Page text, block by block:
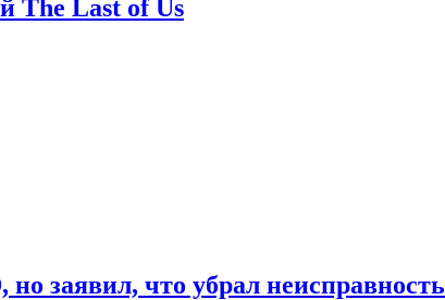
The Last of Us
заявил, что убрал неисправность